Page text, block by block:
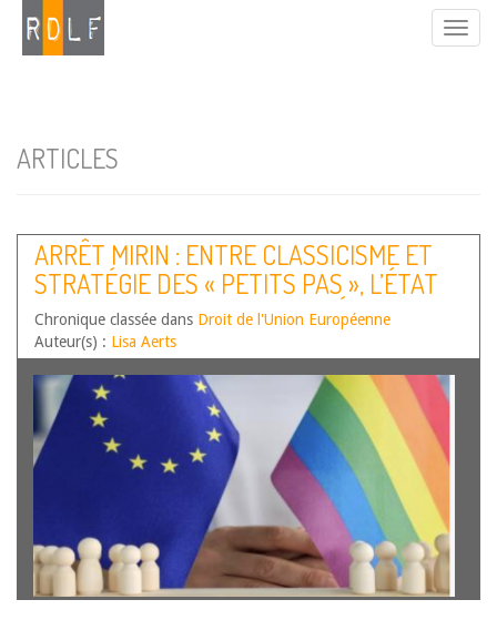
ARTICLES
ARRÊT MIRIN : ENTRE CLASSICISME ET
STRATÉGIE DES « PETITS PAS », L’ÉTAT
CIVIL COMME OUTIL D’AVANCÉES
SOCIALES
Chronique classée dans Droit de l'Union Européenne
Auteur(s) : Lisa Aerts